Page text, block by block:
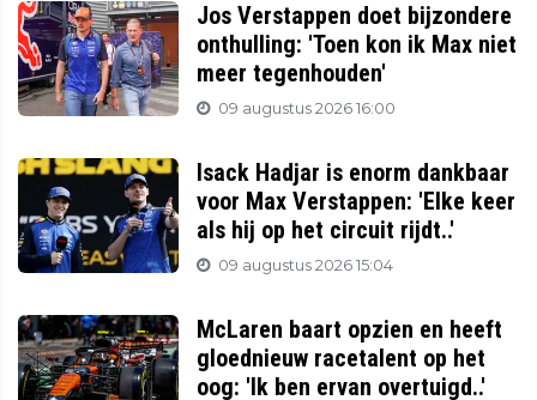
Jos Verstappen doet bijzondere
onthulling: 'Toen kon ik Max niet
meer tegenhouden'
09 augustus 2026 16:00
Isack Hadjar is enorm dankbaar
voor Max Verstappen: 'Elke keer
als hij op het circuit rijdt..'
09 augustus 2026 15:04
McLaren baart opzien en heeft
gloednieuw racetalent op het
oog: 'Ik ben ervan overtuigd..'